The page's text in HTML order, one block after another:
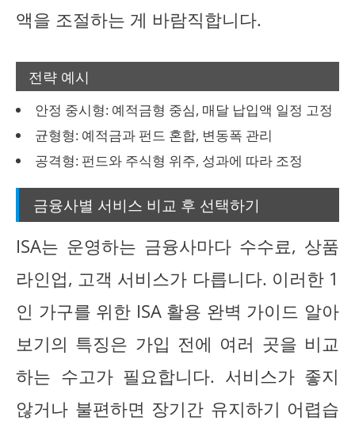
액을 조절하는 게 바람직합니다.
전략 예시
안정 중시형: 예적금형 중심, 매달 납입액 일정 고정
균형형: 예적금과 펀드 혼합, 변동폭 관리
공격형: 펀드와 주식형 위주, 성과에 따라 조정
금융사별 서비스 비교 후 선택하기
ISA는 운영하는 금융사마다 수수료, 상품
라인업, 고객 서비스가 다릅니다. 이러한 1
인 가구를 위한 ISA 활용 완벽 가이드 알아
보기의 특징은 가입 전에 여러 곳을 비교
하는 수고가 필요합니다. 서비스가 좋지
않거나 불편하면 장기간 유지하기 어렵습